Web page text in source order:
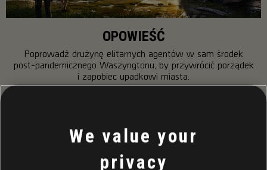
OPOWIEŚĆ
Poprowadź drużynę elitarnych agentów w sam środek
post-pandemicznego Waszyngtonu, by przywrócić porządek
i zapobiec upadkowi miasta.
We value your
privacy